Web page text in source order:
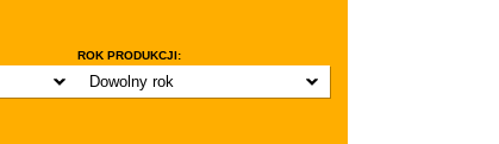
ROK PRODUKCJI:
Dowolny rok